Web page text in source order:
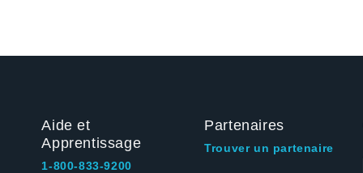
Aide et
Apprentissage
1-800-833-9200
Partenaires
Trouver un partenaire